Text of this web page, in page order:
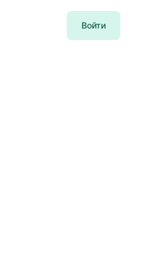
Войти